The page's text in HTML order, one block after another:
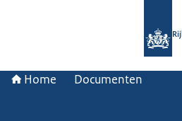
Home Documenten